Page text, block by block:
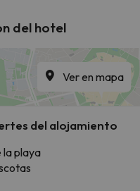
del hotel
Ver en mapa
del alojamiento
la playa